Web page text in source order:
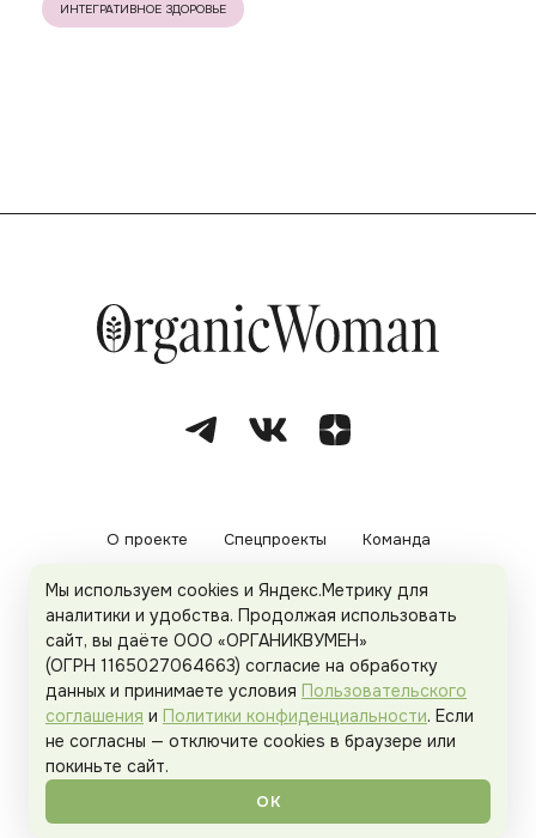
ИНТЕГРАТИВНОЕ ЗДОРОВЬЕ
О проекте Спецпроекты Команда
Рекламодателям Политика конфиденциальности
Пользовательское соглашение
Organicwoman.ru . Все права защищены.
Мы используем cookies и Яндекс.Метрику для
аналитики и удобства. Продолжая использовать
сайт, вы даёте ООО «ОРГАНИКВУМЕН»
(ОГРН 1165027064663) согласие на обработку
данных и принимаете условия Пользовательского
соглашения и Политики конфиденциальности. Если
не согласны — отключите cookies в браузере или
покиньте сайт.
ОК